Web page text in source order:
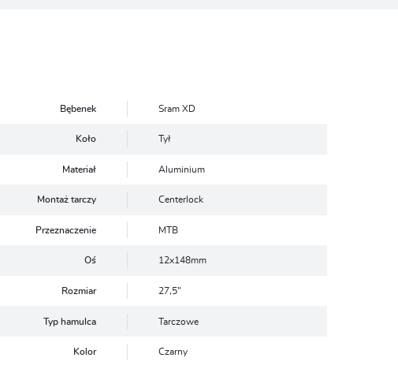
Bębenek Sram XD
Koło Tył
Materiał Aluminium
Montaż tarczy Centerlock
Przeznaczenie MTB
Oś 12x148mm
Rozmiar 27,5”
Typ hamulca Tarczowe
Kolor Czarny